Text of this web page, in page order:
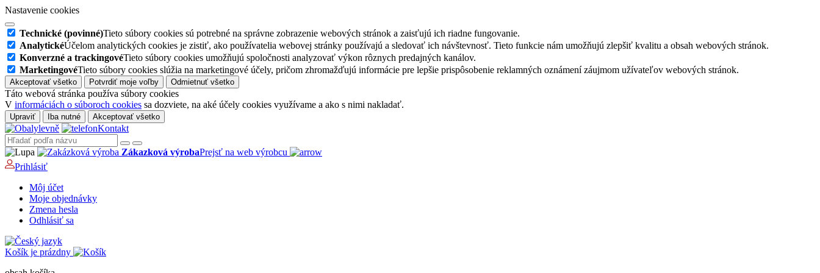
Nastavenie cookies
Technické (povinné)Tieto súbory cookies sú potrebné na správne zobrazenie webových stránok a zaisťujú ich riadne fungovanie.
AnalytickéÚčelom analytických cookies je zistiť, ako používatelia webovej stránky používajú a sledovať ich návštevnosť. Tieto funkcie nám umožňujú zlepšiť kvalitu a obsah webových stránok.
Konverzné a trackingovéTieto súbory cookies umožňujú spoločnosti analyzovať výkon rôznych predajných kanálov.
MarketingovéTieto súbory cookies slúžia na marketingové účely, pričom zhromažďujú informácie pre lepšie prispôsobenie reklamných oznámení záujmom užívateľov webových stránok.
Akceptovať všetko Potvrdiť moje voľby Odmietnuť všetko
Táto webová stránka používa súbory cookies
V informáciách o súboroch cookies sa dozviete, na aké účely cookies využívame a ako s nimi nakladať.
Upraviť Iba nutné Akceptovať všetko
Kontakt
Zákazková výrobaPrejsť na web výrobcu
Prihlásiť
Môj účet
Moje objednávky
Zmena hesla
Odhlásiť sa
Košík je prázdny